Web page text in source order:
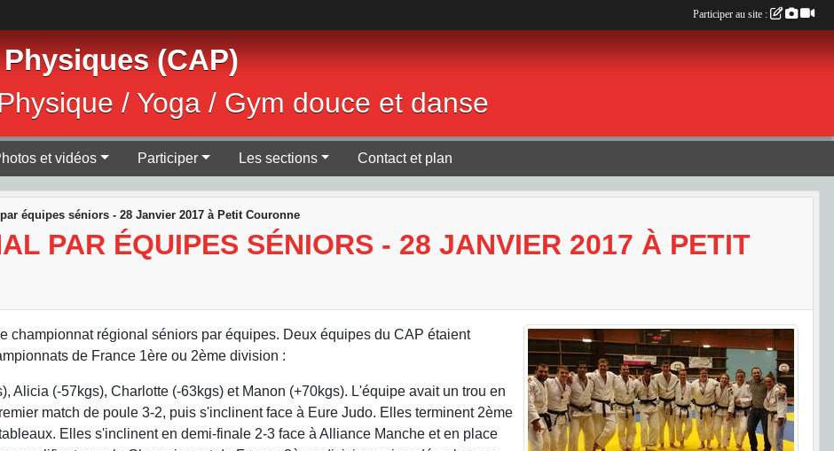
(CAP)
/ Yoga / Gym douce et danse
et vidéos Participer Les sections Contact et plan
équipes séniors - 28 Janvier 2017 à Petit Couronne
PAR ÉQUIPES SÉNIORS - 28 JANVIER 2017 À PETIT
championnat régional séniors par équipes. Deux équipes du CAP étaient
de France 1ère ou 2ème division :
Alicia (-57kgs), Charlotte (-63kgs) et Manon (+70kgs). L'équipe avait un trou en
match de poule 3-2, puis s'inclinent face à Eure Judo. Elles terminent 2ème
Elles s'inclinent en demi-finale 2-3 face à Alliance Manche et en place
Participer au site :